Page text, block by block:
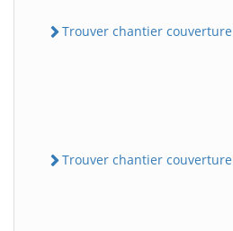
Trouver chantier couverture
Trouver chantier couverture